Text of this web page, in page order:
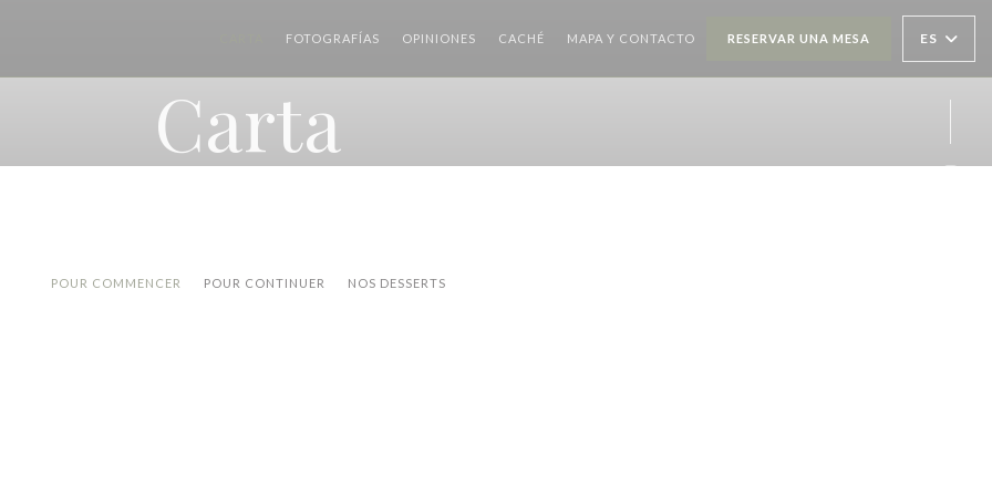
FOTOGRAFÍAS OPINIONES CACHÉ ((ABRE EN UNA NUEVA VENTANA))
MAPA Y CONTACTO RESERVAR UNA MESA ES
Carta
POUR COMMENCER POUR CONTINUER NOS DESSERTS